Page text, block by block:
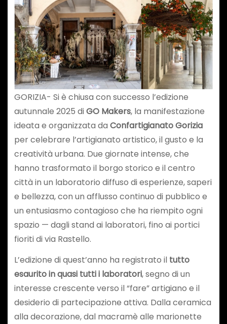
GORIZIA- Si è chiusa con successo l’edizione
autunnale 2025 diGO Makers, la manifestazione
ideata e organizzata da Confartigianato Gorizia
per celebrare l’artigianato artistico, il gusto e la
creatività urbana. Due giornate intense, che
hanno trasformato il borgo storico e il centro
città in un laboratorio diffuso di esperienze, saperi
e bellezza, con un afflusso continuo di pubblico e
un entusiasmo contagioso che ha riempito ogni
spazio — dagli stand ai laboratori, fino ai portici
fioriti di via Rastello.
L’edizione di quest’anno ha registrato il tutto
esaurito in quasi tutti i laboratori, segno di un
interesse crescente verso il “fare” artigiano e il
desiderio di partecipazione attiva. Dalla ceramica
alla decorazione, dal macramè alle marionette